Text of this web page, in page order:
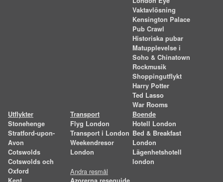
Vaktavlösning
Kensington Palace
Pub Crawl
Historiska pubar
Matupplevelse i
Soho & Chinatown
Rockmusik
Shoppingutflykt
Harry Potter
Ted Lasso
War Rooms
Utflykter
Stonehenge
Stratford-upon-
Avon
Cotswolds
Cotswolds och
Oxford
Transport
Flyg London
Transport i London
Weekendresor
London
Boende
Hotell London
Bed & Breakfast
London
Lägenhetshotell
london
Andra resmål